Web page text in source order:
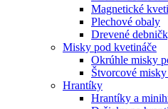
Magnetické
Plechové obaly
Drevené
Misky pod kvetináče
Okrúhle misky
Štvorcové
Hrantíky
Hrantíky a